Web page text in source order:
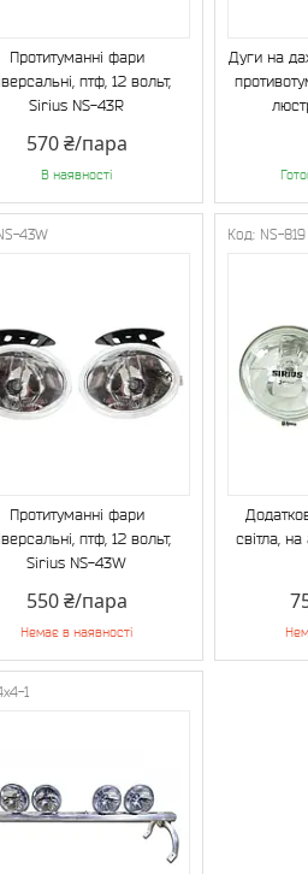
Протитуманні фари
птф, 12 вольт,
Sirius NS-43R
570 ₴/пара
В наявності
Дуги на
43W
Протитуманні фари
птф, 12 вольт,
Sirius NS-43W
550 ₴/пара
Немає в наявності
NS-819
світла,
1